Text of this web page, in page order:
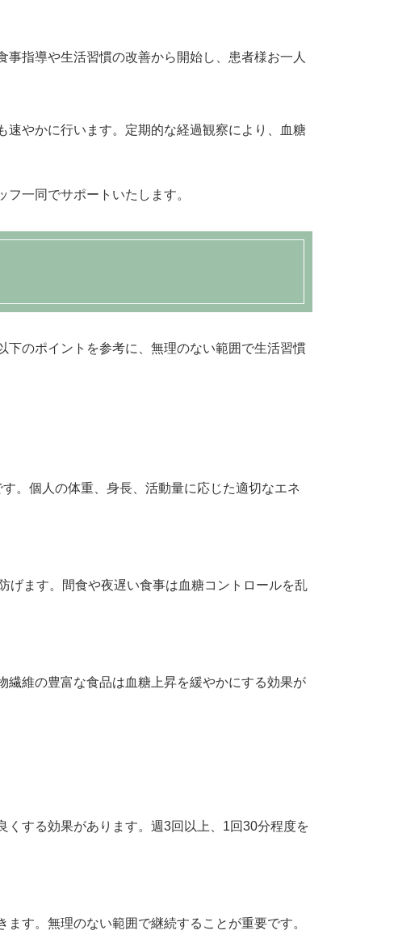
指導や生活習慣の改善から開始し、患者様お一人
速やかに行います。定期的な経過観察により、血糖
一同でサポートいたします。
のポイントを参考に、無理のない範囲で生活習慣
。個人の体重、身長、活動量に応じた適切なエネ
げます。間食や夜遅い食事は血糖コントロールを乱
維の豊富な食品は血糖上昇を緩やかにする効果が
する効果があります。週3回以上、1回30分程度を
す。無理のない範囲で継続することが重要です。